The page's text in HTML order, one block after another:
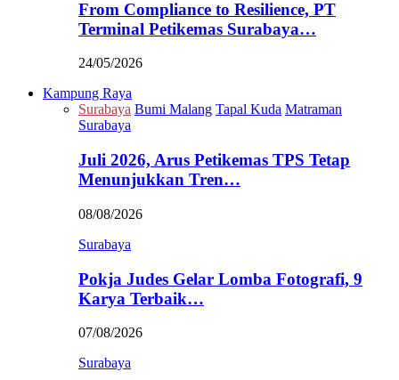
From Compliance to Resilience, PT
Terminal Petikemas Surabaya…
24/05/2026
Kampung Raya
Surabaya Bumi Malang Tapal Kuda Matraman
Surabaya
Juli 2026, Arus Petikemas TPS Tetap
Menunjukkan Tren…
08/08/2026
Surabaya
Pokja Judes Gelar Lomba Fotografi, 9
Karya Terbaik…
07/08/2026
Surabaya